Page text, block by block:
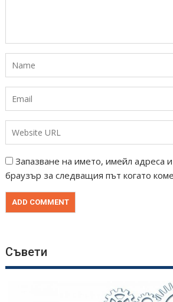
Запазване на името, имейл адреса
браузър за следващия път когато
Съвети